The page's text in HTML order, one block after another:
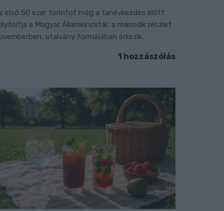
első 50 ezer forintot még a tanévkezdés előtt
a Magyar Államkincstár, a második részlet
utalvány formájában érkezik.
1 hozzászólás